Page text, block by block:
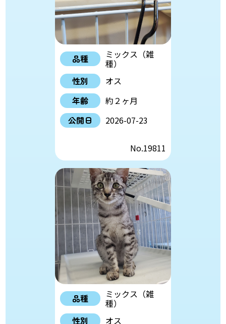
品種 ミックス（雑
種）
性別
オス
年齢
約２ヶ月
公開日
2026-07-23
No.19811
品種 ミックス（雑
種）
性別
オス